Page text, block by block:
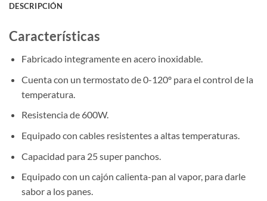
DESCRIPCIÓN
Características
Fabricado integramente en acero inoxidable.
Cuenta con un termostato de 0-120º para el control de la
temperatura.
Resistencia de 600W.
Equipado con cables resistentes a altas temperaturas.
Capacidad para 25 super panchos.
Equipado con un cajón calienta-pan al vapor, para darle
sabor a los panes.